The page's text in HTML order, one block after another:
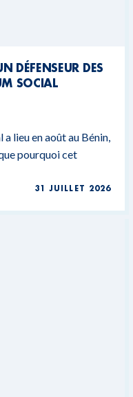
DÉFENSEUR DES
SOCIAL
lieu en août au Bénin,
pourquoi cet
31 JUILLET 2026